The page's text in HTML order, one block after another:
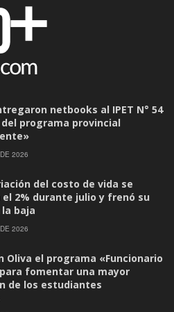
netbooks al IPET N° 54
programa provincial
2026
del costo de vida se
2% durante julio y frenó su
baja
2026
Oliva el programa «Funcionario
fomentar una mayor
de los estudiantes